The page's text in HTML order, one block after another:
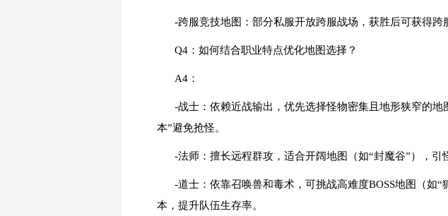
-跨服竞技地图：部分私服开放跨服战场，获胜后可获得跨
Q4：如何结合职业特点优化地图选择？
A4：
-战士：依赖近战输出，优先选择怪物密集且地形狭窄的地
本”避免抢怪。
-法师：擅长远程群攻，适合开阔地图（如“封魔谷”），
-道士：依靠召唤兽和毒术，可挑战高难度BOSS地图（如
本，提升队伍生存率。